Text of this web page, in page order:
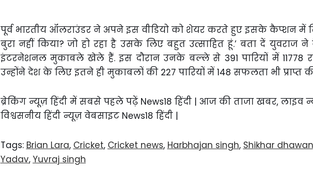
पूर्व भारतीय ऑलराउंडर ने अपने इस वीडियो को शेयर करते हुए इसके कैप्शन में
बुरा नहीं किया? जो हो रहा है उसके लिए बहुत उत्साहित हूं.’ बता दें
इंटरनेशनल मुकाबले खेले हैं. इस दौरान उनके बल्ले से 391 पारियों में 11778
उन्होंने देश के लिए इतने ही मुकाबलों की 227 पारियों में 148 सफलता भी प्राप्त
ब्रेकिंग न्यूज़ हिंदी में सबसे पहले पढ़ें News18 हिंदी | आज की ताजा खबर,
विश्वसनीय हिंदी न्यूज़ वेबसाइट News18 हिंदी |
Tags: Brian Lara, Cricket, Cricket news, Harbhajan singh, Shikhar dhawan
Yadav, Yuvraj singh